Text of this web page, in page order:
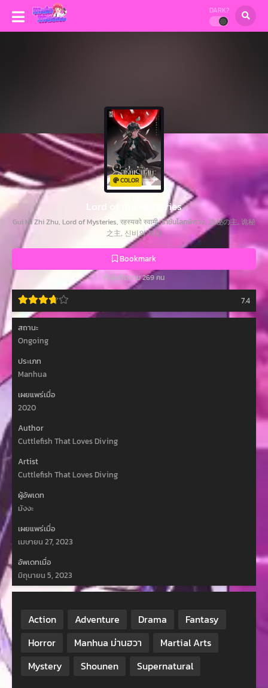
DARK?
COLOR
Lord of the Mysteries
Gui Mi Zhi Zhu, Lord of Mysteries, रहस्यको स्वामी, ราชันโลกพิศวง, 詭秘の主, 诡秘
之主, 신비의 제왕
Bookmark
กำลังติดตาม 269 คน
7.4
สถานะ
Ongoing
ประเภท
Manhua
เผยแพร่เมื่อ
2020
Author
Cuttlefish That Loves Diving
Artist
Cuttlefish That Loves Diving
ผู้อัพเดท
มังงะ
เผยแพร่เมื่อ
เมษายน 27, 2023
อัพเดทเมื่อ
มิถุนายน 5, 2023
Action Adventure Drama
Fantasy
Horror
Manhua ม่านฮวา
Martial Arts
Mystery
Shounen Supernatural